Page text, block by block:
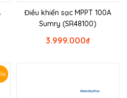
Điều khiển sạc MPPT 100A
Sumry (SR48100)
₫
3.999.000